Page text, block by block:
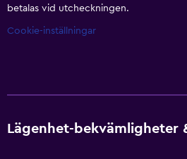
betalas vid utcheckningen.
Cookie-inställningar
Lägenhet-bekvämligheter